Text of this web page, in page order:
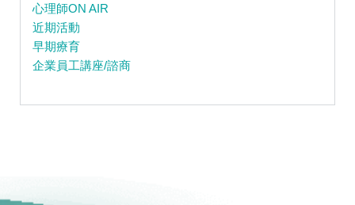
心理師ON AIR
近期活動
早期療育
企業員工講座/諮商